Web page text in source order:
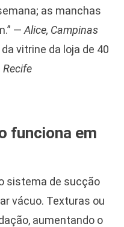
as manchas
— Alice, Campinas
vitrine da loja de 40
Recife
funciona em
sistema de sucção
vácuo. Texturas ou
aumentando o